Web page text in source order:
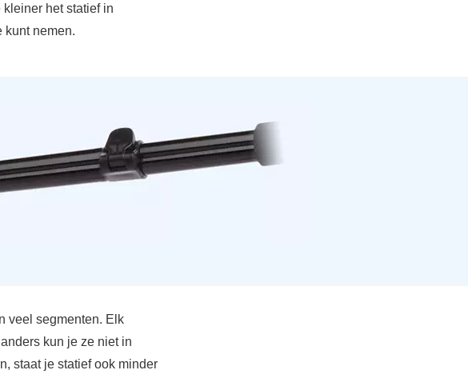
het statief in
kunt nemen.
veel segmenten. Elk
kun je ze niet in
staat je statief ook minder